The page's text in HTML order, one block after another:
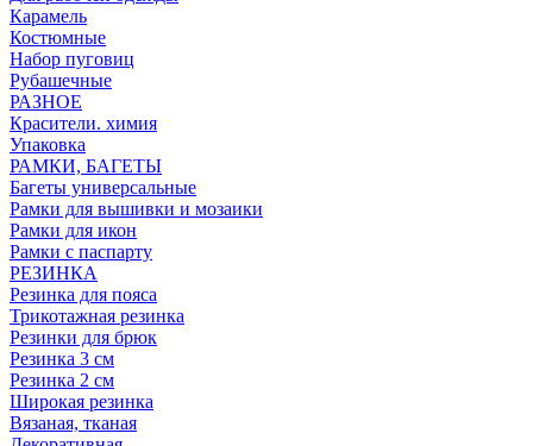
Карамель
Костюмные
Набор пуговиц
Рубашечные
РАЗНОЕ
Красители. химия
Упаковка
РАМКИ, БАГЕТЫ
Багеты универсальные
Рамки для вышивки и мозаики
Рамки для икон
Рамки с паспарту
РЕЗИНКА
Резинка для пояса
Трикотажная резинка
Резинки для брюк
Резинка 3 см
Резинка 2 см
Широкая резинка
Вязаная, тканая